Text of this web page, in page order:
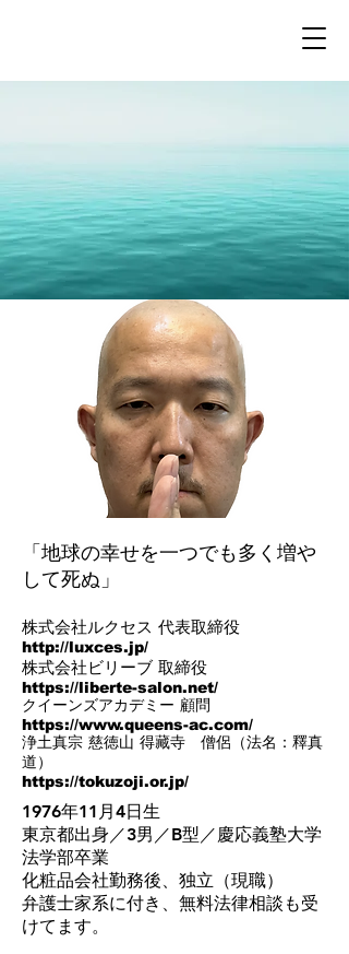
「地球の幸せを一つでも多く増や
して死ぬ」
株式会社ルクセス 代表取締役
http://luxces.jp/
株式会社ビリーブ 取締役
https://liberte-salon.net/
クイーンズアカデミー 顧問
https://www.queens-ac.com/
浄土真宗 慈徳山 得藏寺 僧侶（法名：釋真
道）
https://tokuzoji.or.jp/
1976年11月4日生
東京都出身／3男／B型／慶応義塾大学
法学部卒業
​化粧品会社勤務後、独立（現職）
弁護士家系に付き、​無料法律相談も受
けてます。